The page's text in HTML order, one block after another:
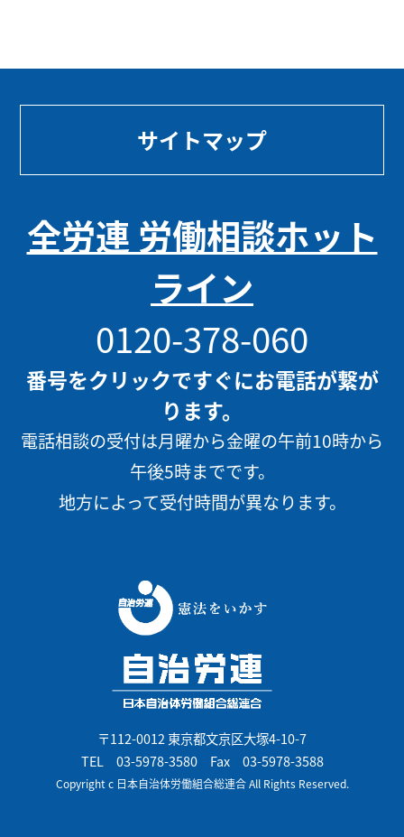
サイトマップ
全労連 労働相談ホット
ライン
0120-378-060
番号をクリックですぐにお電話が繋が
ります。
電話相談の受付は月曜から金曜の午前10時から
午後5時までです。
地方によって受付時間が異なります。
〒112-0012 東京都文京区大塚4-10-7
TEL 03-5978-3580Fax 03-5978-3588
Copyright c 日本自治体労働組合総連合 All Rights Reserved.